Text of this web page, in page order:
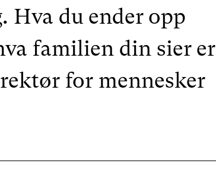
Hva du ender opp
familien din sier er
for mennesker